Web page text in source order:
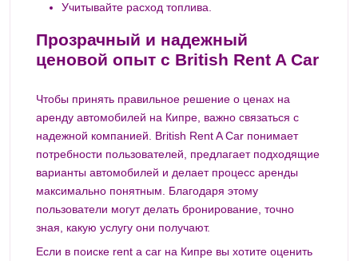
Учитывайте расход топлива.
Прозрачный и надежный
ценовой опыт с British Rent A Car
Чтобы принять правильное решение о ценах на
аренду автомобилей на Кипре, важно связаться с
надежной компанией. British Rent A Car понимает
потребности пользователей, предлагает подходящие
варианты автомобилей и делает процесс аренды
максимально понятным. Благодаря этому
пользователи могут делать бронирование, точно
зная, какую услугу они получают.
Если в поиске rent a car на Кипре вы хотите оценить